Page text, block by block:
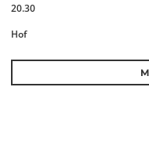
20.30
Hof